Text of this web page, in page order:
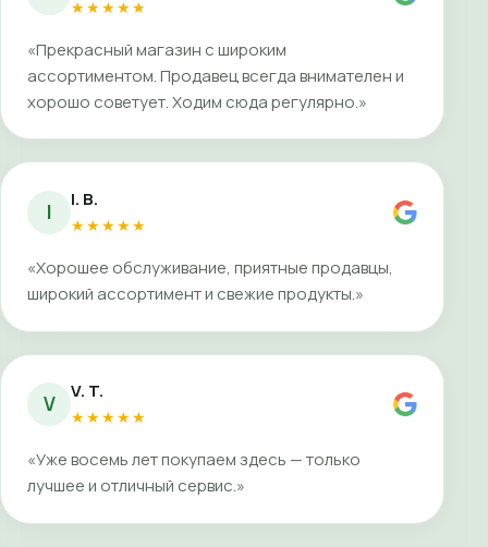
★★★★★
«Прекрасный магазин с широким
ассортиментом. Продавец всегда внимателен и
хорошо советует. Ходим сюда регулярно.»
I I. B.
★★★★★
«Хорошее обслуживание, приятные продавцы,
широкий ассортимент и свежие продукты.»
V V. T.
★★★★★
«Уже восемь лет покупаем здесь — только
лучшее и отличный сервис.»